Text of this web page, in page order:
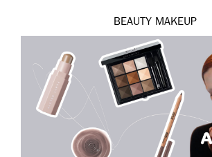
BEAUTY MAKEUP